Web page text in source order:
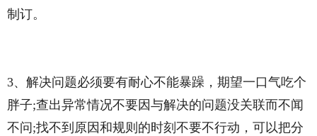
制订。
3、解决问题必须要有耐心不能暴躁，期望一口气吃个
胖子;查出异常情况不要因与解决的问题没关联而不闻
不问;找不到原因和规则的时刻不要不行动，可以把分